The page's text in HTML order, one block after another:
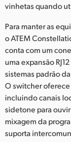
vinhetas quando
Para manter as
o ATEM
conta com um
uma expansão
sistemas padrão
O switcher
incluindo canais
sidetone para
mixagem da
suporta